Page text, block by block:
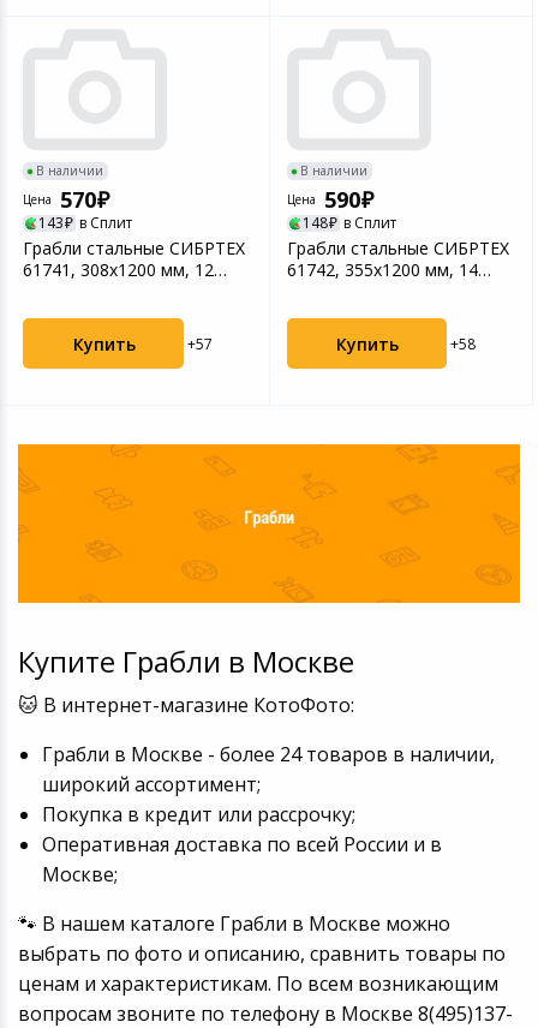
В наличии
Цена
570
143 в Сплит
Грабли стальные СИБРТЕХ
61741, 308х1200 мм, 12
Купить +57
В наличии
Цена
590
148 в Сплит
Грабли стальные СИБРТЕХ
61742, 355х1200 мм, 14
Купить +58
Купите Грабли в Москве
🐱 В интернет-магазине КотоФото:
Грабли в Москве - более 24 товаров в наличии,
широкий ассортимент;
Покупка в кредит или рассрочку;
Оперативная доставка по всей России и в
Москве;
🐾 В нашем каталоге Грабли в Москве можно
выбрать по фото и описанию, сравнить товары по
ценам и характеристикам. По всем возникающим
вопросам звоните по телефону в Москве 8(495)137-